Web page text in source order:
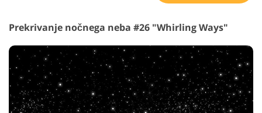
Prekrivanje nočnega neba #26 "Whirling Ways"